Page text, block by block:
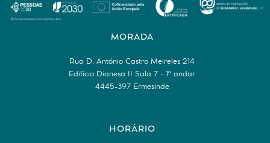
MORADA
Rua D. António Castro Meireles 214
Edifício Dianesa II Sala 7 - 1º andar
4445-397 Ermesinde
HORÁRIO